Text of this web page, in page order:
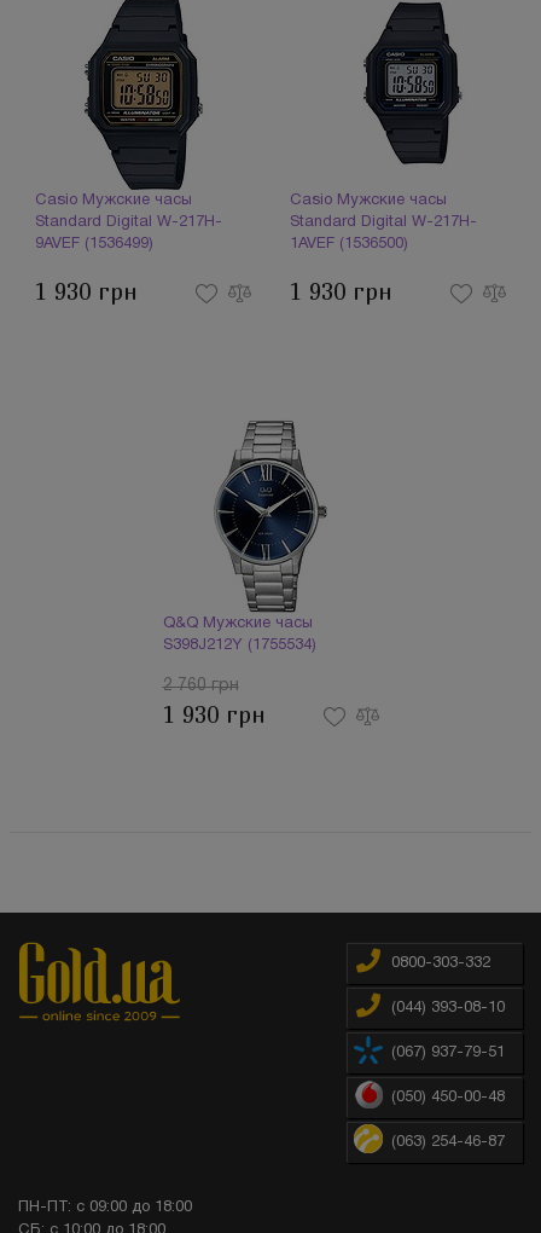
Casio Мужские часы
Standard Digital W-217H-
9AVEF (1536499)
1 930 грн
Casio Мужские часы
Standard Digital W-217H-
1AVEF (1536500)
1 930 грн
Q&Q Мужские часы
S398J212Y (1755534)
2 760 грн
1 930 грн
0800-303-332
(044) 393-08-10
(067) 937-79-51
(050) 450-00-48
(063) 254-46-87
ПН-ПТ: с 09:00 до 18:00